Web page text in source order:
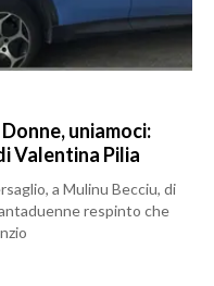
uniamoci:
Valentina Pilia
a Mulinu Becciu, di
respinto che